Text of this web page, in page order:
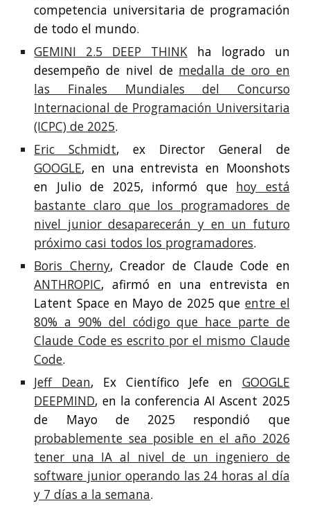
competencia universitaria de programación
de todo el mundo.
GEMINI 2.5 DEEP THINK ha logrado un
desempeño de nivel de medalla de oro en
las Finales Mundiales del Concurso
Internacional de Programación Universitaria
(ICPC) de 2025.
Eric Schmidt, ex Director General de
GOOGLE, en una entrevista en Moonshots
en Julio de 2025, informó que hoy está
bastante claro que los programadores de
nivel junior desaparecerán y en un futuro
próximo casi todos los programadores.
Boris Cherny, Creador de Claude Code en
ANTHROPIC, afirmó en una entrevista en
Latent Space en Mayo de 2025 que entre el
80% a 90% del código que hace parte de
Claude Code es escrito por el mismo Claude
Code.
Jeff Dean, Ex Científico Jefe en GOOGLE
DEEPMIND, en la conferencia AI Ascent 2025
de Mayo de 2025 respondió que
probablemente sea posible en el año 2026
tener una IA al nivel de un ingeniero de
software junior operando las 24 horas al día
y 7 días a la semana.